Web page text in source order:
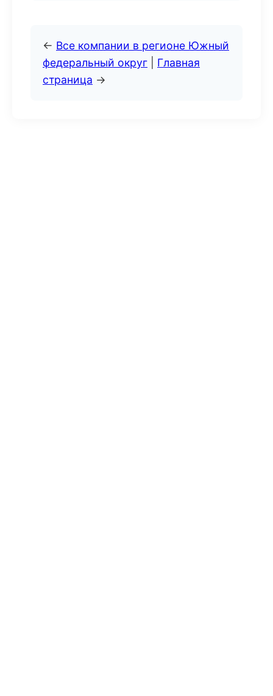
← Все компании в регионе Южный
федеральный округ
Главная
страница →